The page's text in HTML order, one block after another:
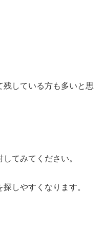
している方も多いと思
てみてください。
しやすくなります。